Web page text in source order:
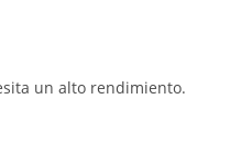
un alto rendimiento.